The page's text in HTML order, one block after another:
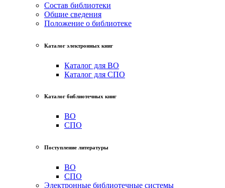
Состав библиотеки
Общие сведения
Положение о библиотеке
Каталог электронных книг
Каталог для ВО
Каталог для СПО
Каталог библиотечных книг
ВО
СПО
Поступление литературы
ВО
СПО
Электронные библиотечные системы